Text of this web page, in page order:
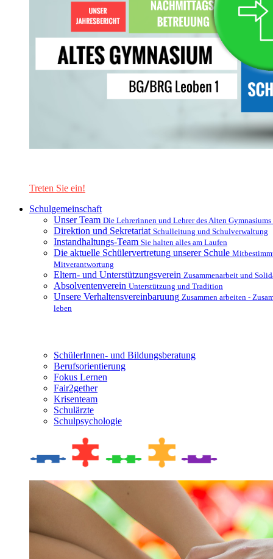
Treten Sie ein!
Schulgemeinschaft
Unser Team Die Lehrerinnen und Lehrer des Alten
Direktion und Sekretariat Schulleitung und Schulverwaltung
Instandhaltungs-Team Sie halten alles am Laufen
Die aktuelle Schülervertretung unserer Schule
Mitverantwortung
Eltern- und Unterstützungsverein Zusammenarbeit und
Absolventenverein Unterstützung und Tradition
Unsere Verhaltensvereinbaruung Zusammen arbeiten -
leben
SchülerInnen- und Bildungsberatung
Berufsorientierung
Fokus Lernen
Fair2gether
Krisenteam
Schulärzte
Schulpsychologie